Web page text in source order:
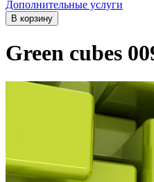
Дополнительные услуги
В корзину
Green cubes